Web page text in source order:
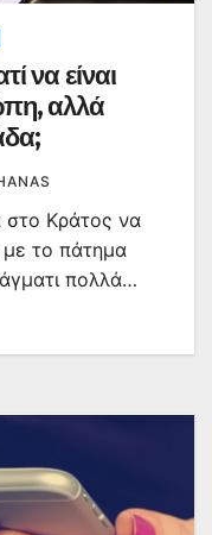
να είναι
αλλά
στο Κράτος να
με το πάτημα
πολλά…